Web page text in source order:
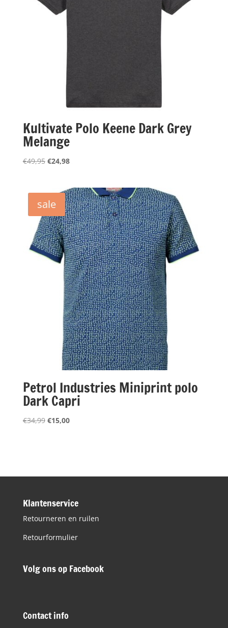
Kultivate Polo Keene Dark Grey
Melange
€49,95 Oorspronkelijke
€49,95.
€24,98Huidige
€24,98.
sale
Petrol Industries Miniprint polo
Dark Capri
€34,99 Oorspronkelijke
€15,00Huidige
Klantenservice
Retourneren en ruilen
Retourformulier
Volg ons op Facebook
Contact info